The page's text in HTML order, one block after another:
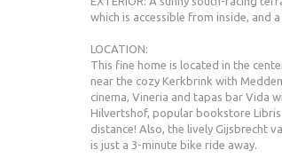
which is accessible from inside, and
LOCATION:
This fine home is located in the
near the cozy Kerkbrink with
cinema, Vineria and tapas bar Vida
Hilvertshof, popular bookstore Libris
distance! Also, the lively Gijsbrecht
is just a 3-minute bike ride away.